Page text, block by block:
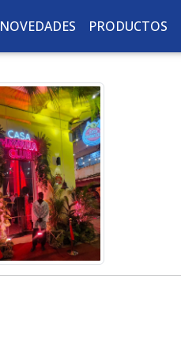
NOVEDADES PRODUCTOS